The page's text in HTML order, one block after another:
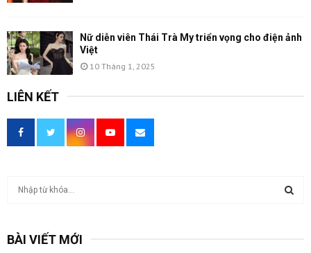
Nữ diễn viên Thái Trà My triển vọng cho điện ảnh
Việt
10 Tháng 1, 2025
LIÊN KẾT
BÀI VIẾT MỚI